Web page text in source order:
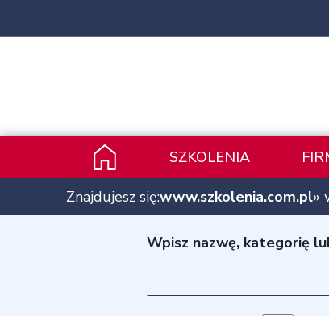
SZKOLENIA
Znajdujesz się:www.szkolenia.com.pl»
Wpisz nazwę, kategorię